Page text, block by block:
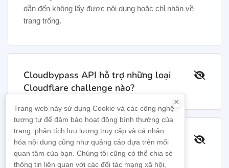
dẫn đến không lấy được nội dung hoặc chỉ nhận về
trang trống.
Cloudbypass API hỗ trợ những loại
Cloudflare challenge nào?
Làm thế nào để duy trì độ ổn định khi
giám sát dài hạn?
×
Trang web này sử dụng Cookie và các công nghệ
tương tự để đảm bảo hoạt động bình thường của
trang, phân tích lưu lượng truy cập và cá nhân
hóa nội dung cũng như quảng cáo dựa trên mối
quan tâm của bạn. Chúng tôi cũng có thể chia sẻ
thông tin liên quan với các đối tác mạng xã hội,